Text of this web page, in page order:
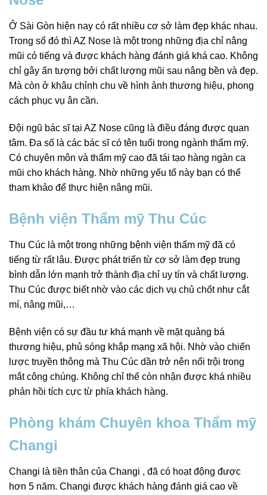
Ở Sài Gòn hiện nay có rất nhiều cơ sở làm đẹp khác nhau.
Trong số đó thì AZ Nose là một trong những địa chỉ nâng
mũi có tiếng và được khách hàng đánh giá khá cao. Không
chỉ gây ấn tượng bởi chất lượng mũi sau nâng bền và đẹp.
Mà còn ở khâu chỉnh chu về hình ảnh thương hiệu, phong
cách phục vụ ân cần.
Đội ngũ bác sĩ tại AZ Nose cũng là điều đáng được quan
tâm. Đa số là các bác sĩ có tên tuổi trong ngành thẩm mỹ.
Có chuyên môn và thẩm mỹ cao đã tái tạo hàng ngàn ca
mũi cho khách hàng. Nhờ những yếu tố này bạn có thể
tham khảo để thực hiện nâng mũi.
Bệnh viện Thẩm mỹ Thu Cúc
Thu Cúc là một trong những bệnh viện thẩm mỹ đã có
tiếng từ rất lâu. Được phát triển từ cơ sở làm đẹp trung
bình dẫn lớn mạnh trở thành địa chỉ uy tín và chất lượng.
Thu Cúc được biết nhờ vào các dịch vụ chủ chốt như cắt
mí, nâng mũi,…
Bệnh viện có sự đầu tư khá mạnh về mặt quảng bá
thương hiệu, phủ sóng khắp mạng xã hội. Nhờ vào chiến
lược truyền thông mà Thu Cúc dần trở nên nổi trội trong
mắt công chúng. Không chỉ thế còn nhận được khá nhiều
phản hồi tích cực từ phía khách hàng.
Phòng khám Chuyên khoa Thẩm mỹ
Changi
Changi là tiền thân của Changi , đã có hoạt động được
hơn 5 năm. Changi được khách hàng đánh giá cao về